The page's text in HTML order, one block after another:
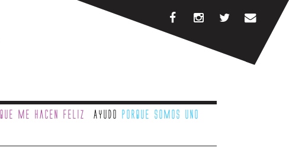
que me hacen feliz Ayudo porque somos uno